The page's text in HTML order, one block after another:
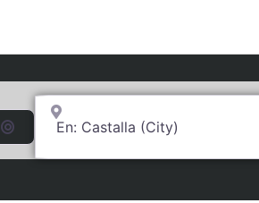
Buscar por distancia
Cerca de... (250km a la redonda)